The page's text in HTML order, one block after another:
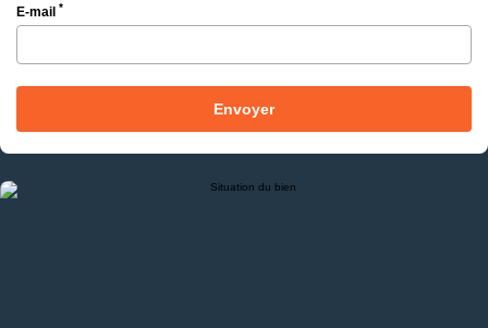
E-mail *
Envoyer